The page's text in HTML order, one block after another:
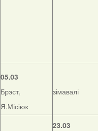
05.03
Брэст,
Я.Місіюк
зімавалі
23.03